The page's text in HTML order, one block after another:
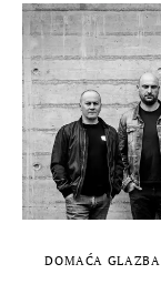
DOMAĆA GLAZBA